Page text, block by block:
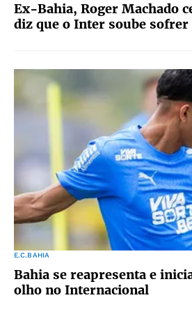
Ex-Bahia, Roger Machado
diz que o Inter soube sofrer
E.C.BAHIA
Bahia se reapresenta e
olho no Internacional